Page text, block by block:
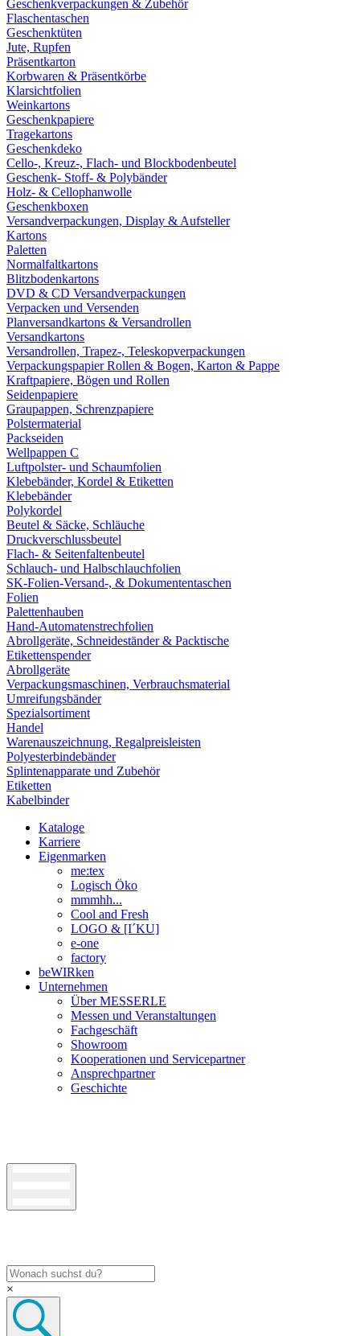
Geschenkverpackungen & Zubehör
Flaschentaschen
Geschenktüten
Jute, Rupfen
Präsentkarton
Korbwaren & Präsentkörbe
Klarsichtfolien
Weinkartons
Geschenkpapiere
Tragekartons
Geschenkdeko
Cello-, Kreuz-, Flach- und Blockbodenbeutel
Geschenk- Stoff- & Polybänder
Holz- & Cellophanwolle
Geschenkboxen
Versandverpackungen, Display & Aufsteller
Kartons
Paletten
Normalfaltkartons
Blitzbodenkartons
DVD & CD Versandverpackungen
Verpacken und Versenden
Planversandkartons & Versandrollen
Versandkartons
Versandrollen, Trapez-, Teleskopverpackungen
Verpackungspapier Rollen & Bogen, Karton & Pappe
Kraftpapiere, Bögen und Rollen
Seidenpapiere
Graupappen, Schrenzpapiere
Polstermaterial
Packseiden
Wellpappen C
Luftpolster- und Schaumfolien
Klebebänder, Kordel & Etiketten
Klebebänder
Polykordel
Beutel & Säcke, Schläuche
Druckverschlussbeutel
Flach- & Seitenfaltenbeutel
Schlauch- und Halbschlauchfolien
SK-Folien-Versand-, & Dokumententaschen
Folien
Palettenhauben
Hand-Automatenstrechfolien
Abrollgeräte, Schneideständer & Packtische
Etikettenspender
Abrollgeräte
Verpackungsmaschinen, Verbrauchsmaterial
Umreifungsbänder
Spezialsortiment
Handel
Warenauszeichnung, Regalpreisleisten
Polyesterbindebänder
Splintenapparate und Zubehör
Etiketten
Kabelbinder
Kataloge
Karriere
Eigenmarken
me:tex
Logisch Öko
mmmhh...
Cool and Fresh
LOGO & [I´KU]
e-one
factory
beWIRken
Unternehmen
Über MESSERLE
Messen und Veranstaltungen
Fachgeschäft
Showroom
Kooperationen und Servicepartner
Ansprechpartner
Geschichte
×